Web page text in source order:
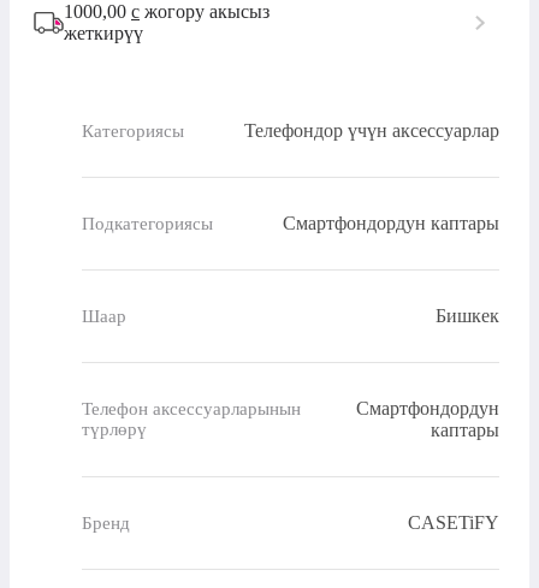
1000,00 с жогору акысыз
жеткирүү
Категориясы Телефондор үчүн аксессуарлар
Подкатегориясы Смартфондордун каптары
Шаар Бишкек
Телефон аксессуарларынын
түрлөрү
Смартфондордун
каптары
Бренд CASETiFY